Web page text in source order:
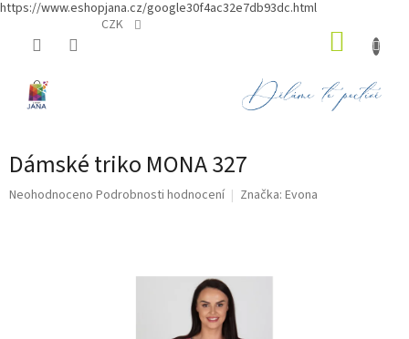
https://www.eshopjana.cz/google30f4ac32e7db93dc.html
CZK
Dámské triko MONA 327
Průměrné
Neohodnoceno Podrobnosti hodnocení Značka: Evona